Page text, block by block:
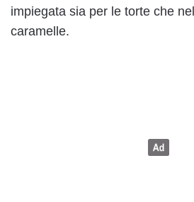
impiegata sia per le torte che
caramelle.